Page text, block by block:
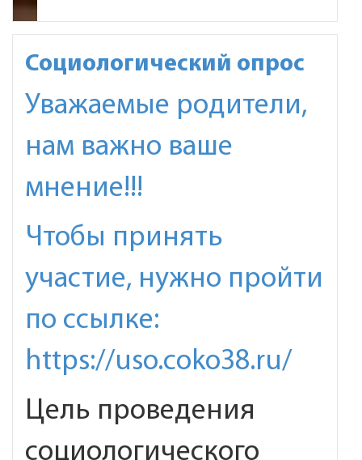
Социологический опрос
Уважаемые родители,
нам важно ваше
мнение!!!
Чтобы принять
участие, нужно пройти
по ссылке:
https://uso.coko38.ru/
Цель проведения
социологического